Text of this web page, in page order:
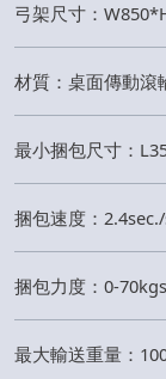
弓架尺寸：
材質：桌面傳動滾
最小捆包尺寸：
捆包速度：
捆包力度：0-70kgs
最大輸送重量：